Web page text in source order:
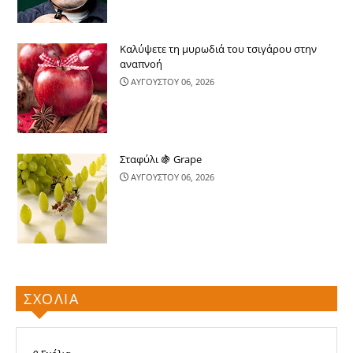
Καλύψετε τη μυρωδιά του τσιγάρου στην
αναπνοή
ΑΥΓΟΥΣΤΟΥ 06, 2026
Σταφύλι 🍇 Grape
ΑΥΓΟΥΣΤΟΥ 06, 2026
ΣΧΟΛΙΑ